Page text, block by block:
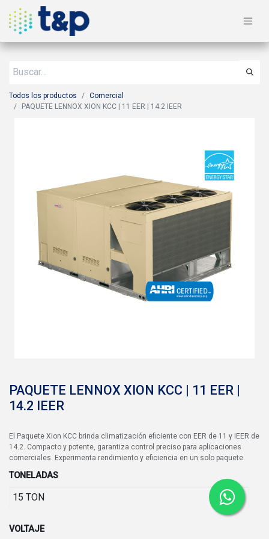
Todos los productos
Comercial
PAQUETE LENNOX XION KCC | 11 EER | 14.2 IEER
PAQUETE LENNOX XION KCC | 11 EER |
14.2 IEER
El Paquete Xion KCC brinda climatización eficiente con EER de 11 y IEER de
14.2. Compacto y potente, garantiza control preciso para aplicaciones
comerciales. Experimenta rendimiento y eficiencia en un solo paquete.
TONELADAS
VOLTAJE